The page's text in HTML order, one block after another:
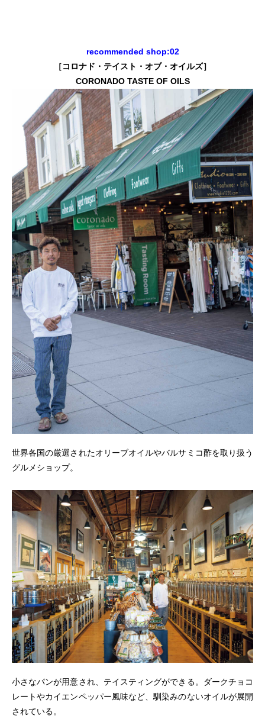
recommended shop:02
［コロナド・テイスト・オブ・オイルズ］
CORONADO TASTE OF OILS
世界各国の厳選されたオリーブオイルやバルサミコ酢を取り扱う
グルメショップ。
小さなパンが用意され、テイスティングができる。ダークチョコ
レートやカイエンペッパー風味など、馴染みのないオイルが展開
されている。